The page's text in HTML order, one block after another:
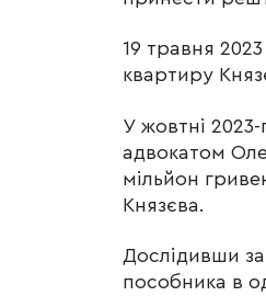
19 травня
квартиру
У жовтні 2023-
адвокатом
мільйон
Князєва.
Дослідивши
пособника в